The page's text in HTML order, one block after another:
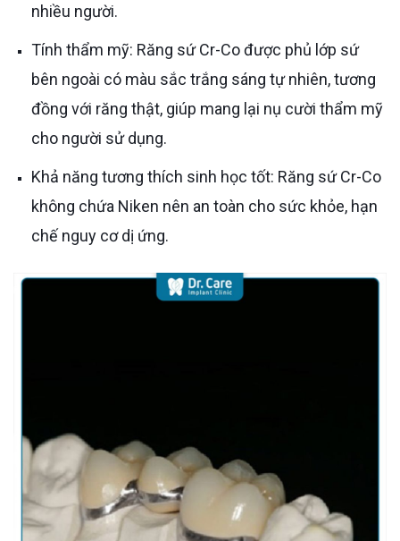
nhiều người.
Tính thẩm mỹ: Răng sứ Cr-Co được phủ lớp sứ
bên ngoài có màu sắc trắng sáng tự nhiên, tương
đồng với răng thật, giúp mang lại nụ cười thẩm mỹ
cho người sử dụng.
Khả năng tương thích sinh học tốt: Răng sứ Cr-Co
không chứa Niken nên an toàn cho sức khỏe, hạn
chế nguy cơ dị ứng.